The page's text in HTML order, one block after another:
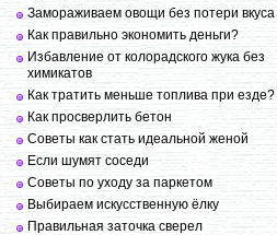
Замораживаем овощи без потери вкуса
Как правильно экономить деньги?
Избавление от колорадского жука без
химикатов
Как тратить меньше топлива при езде?
Как просверлить бетон
Советы как стать идеальной женой
Если шумят соседи
Советы по уходу за паркетом
Выбираем искусственную ёлку
Правильная заточка сверел